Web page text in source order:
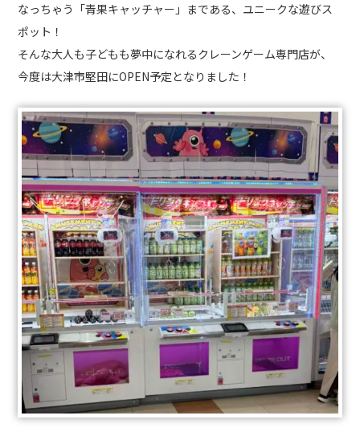
なっちゃう「青果キャッチャー」まである、ユニークな遊びス
ポット！
そんな大人も子どもも夢中になれるクレーンゲーム専門店が、
今度は大津市堅田にOPEN予定となりました！